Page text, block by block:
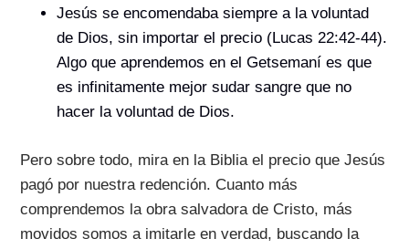
Jesús se encomendaba siempre a la voluntad
de Dios, sin importar el precio (Lucas 22:42-44).
Algo que aprendemos en el Getsemaní es que
es infinitamente mejor sudar sangre que no
hacer la voluntad de Dios.
Pero sobre todo, mira en la Biblia el precio que Jesús
pagó por nuestra redención. Cuanto más
comprendemos la obra salvadora de Cristo, más
movidos somos a imitarle en verdad, buscando la